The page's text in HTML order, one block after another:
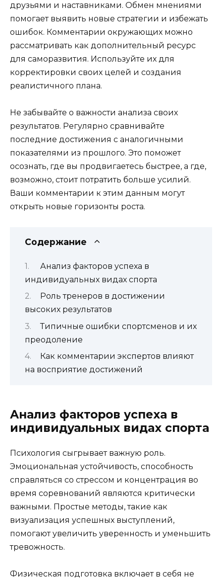
друзьями и наставниками. Обмен мнениями
помогает выявить новые стратегии и избежать
ошибок. Комментарии окружающих можно
рассматривать как дополнительный ресурс
для саморазвития. Используйте их для
корректировки своих целей и создания
реалистичного плана.
Не забывайте о важности анализа своих
результатов. Регулярно сравнивайте
последние достижения с аналогичными
показателями из прошлого. Это поможет
осознать, где вы продвигаетесь быстрее, а где,
возможно, стоит потратить больше усилий.
Ваши комментарии к этим данным могут
открыть новые горизонты роста.
Содержание
Анализ факторов успеха в
индивидуальных видах спорта
Роль тренеров в достижении
высоких результатов
Типичные ошибки спортсменов и их
преодоление
Как комментарии экспертов влияют
на восприятие достижений
Анализ факторов успеха в
индивидуальных видах спорта
Психология сыгрывает важную роль.
Эмоциональная устойчивость, способность
справляться со стрессом и концентрация во
время соревнований являются критически
важными. Простые методы, такие как
визуализация успешных выступлений,
помогают увеличить уверенность и уменьшить
тревожность.
Физическая подготовка включает в себя не